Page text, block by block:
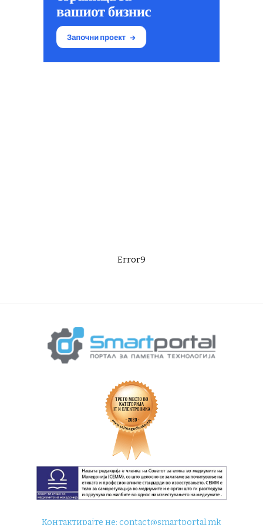
Error9
Контактирајте не:contact@smartportal.mk